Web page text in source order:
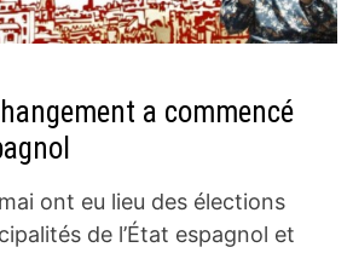
a commencé
ont eu lieu des élections
de l’État espagnol et